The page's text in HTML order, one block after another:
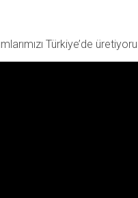
Türkiye’de